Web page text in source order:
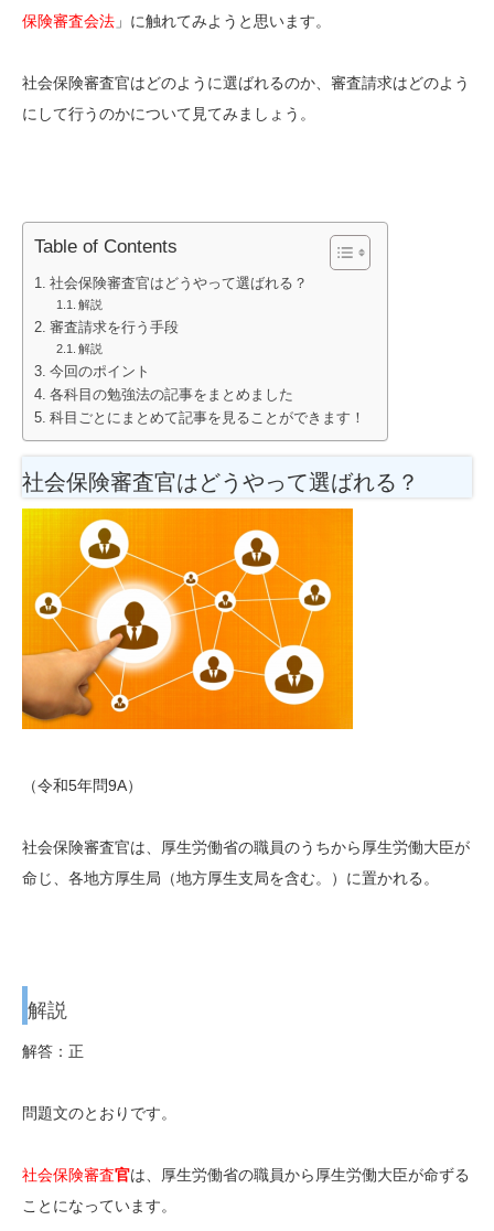
保険審査会法 」に触れてみようと思います。
社会保険審査官はどのように選ばれるのか、審査請求はどのよう
にして行うのかについて見てみましょう。
Table of Contents
社会保険審査官はどうやって選ばれる？
解説
審査請求を行う手段
解説
今回のポイント
各科目の勉強法の記事をまとめました
科目ごとにまとめて記事を見ることができます！
社会保険審査官はどうやって選ばれる？
（令和5年問9A）
社会保険審査官は、厚生労働省の職員のうちから厚生労働大臣が
命じ、各地方厚生局（地方厚生支局を含む。）に置かれる。
解説
解答：正
問題文のとおりです。
社会保険審査官は、厚生労働省の職員から厚生労働大臣が命ずる
ことになっています。